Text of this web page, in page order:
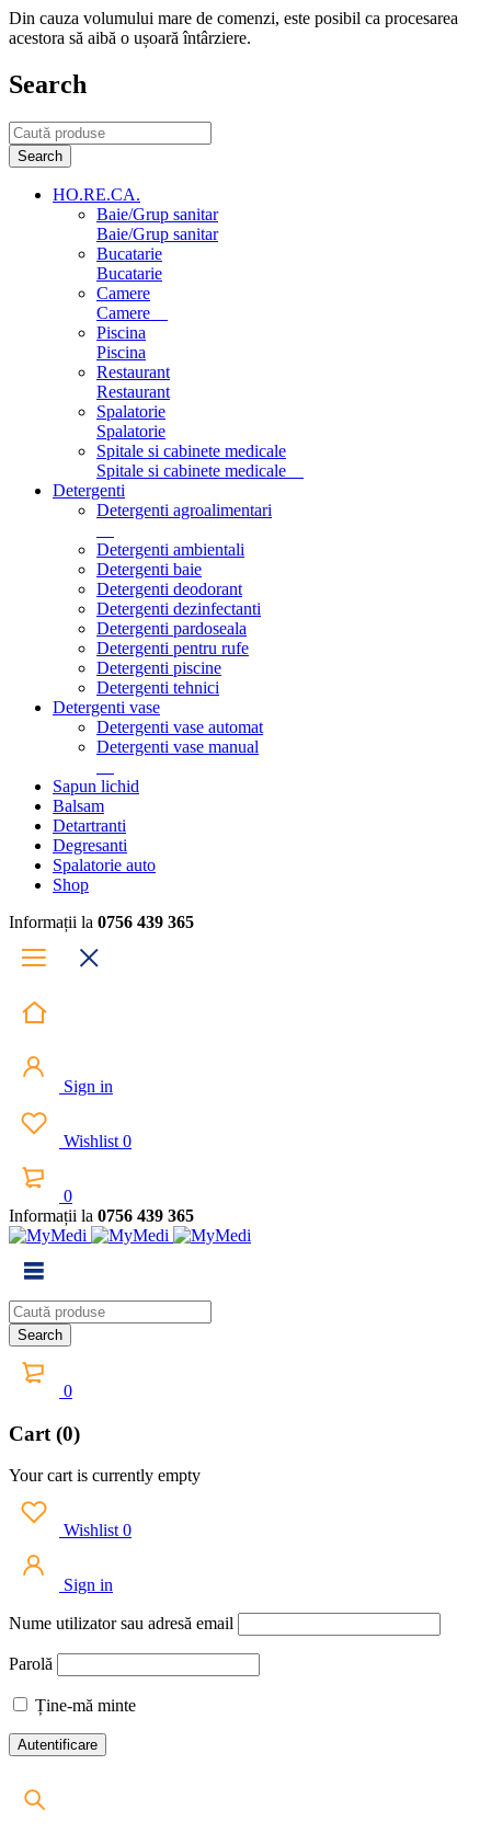
Din cauza volumului mare de comenzi, este posibil ca procesarea
acestora să aibă o ușoară întârziere.
Search
HO.RE.CA.
Baie/Grup sanitar
Baie/Grup sanitar
Bucatarie
Bucatarie
Camere
Camere
Piscina
Piscina
Restaurant
Restaurant
Spalatorie
Spalatorie
Spitale si cabinete medicale
Spitale si cabinete medicale
Detergenti
Detergenti agroalimentari
Detergenti ambientali
Detergenti baie
Detergenti deodorant
Detergenti dezinfectanti
Detergenti pardoseala
Detergenti pentru rufe
Detergenti piscine
Detergenti tehnici
Detergenti vase
Detergenti vase automat
Detergenti vase manual
Sapun lichid
Balsam
Detartranti
Degresanti
Spalatorie auto
Shop
Informații la 0756 439 365
Sign in
Wishlist 0
0
Informații la 0756 439 365
0
Cart (0)
Your cart is currently empty
Wishlist 0
Sign in
Nume utilizator sau adresă email
Parolă
Ține-mă minte